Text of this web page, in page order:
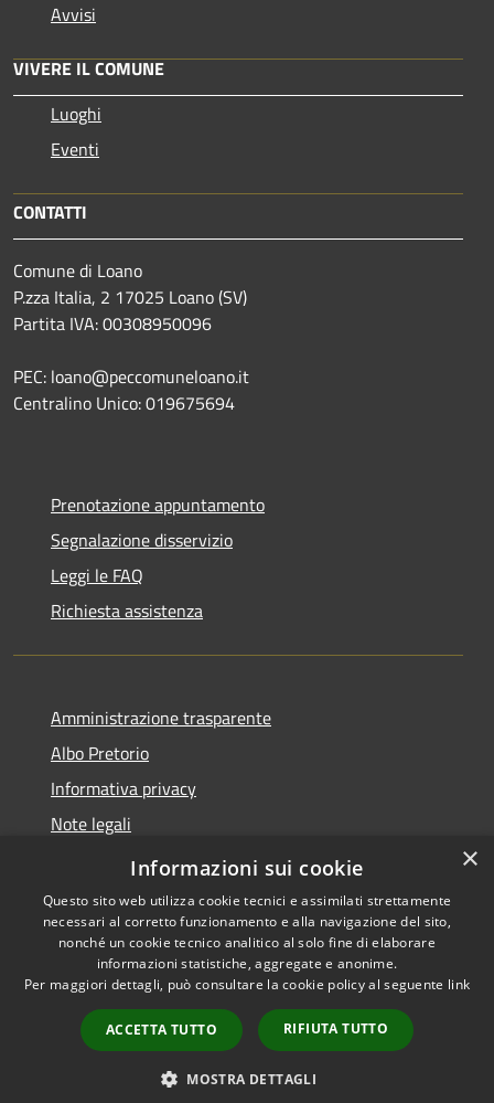
Avvisi
VIVERE IL COMUNE
Luoghi
Eventi
CONTATTI
Comune di Loano
P.zza Italia, 2 17025 Loano (SV)
Partita IVA: 00308950096
PEC: loano@peccomuneloano.it
Centralino Unico: 019675694
Prenotazione appuntamento
Segnalazione disservizio
Leggi le FAQ
Richiesta assistenza
Amministrazione trasparente
Albo Pretorio
Informativa privacy
Note legali
Dichiarazione di accessibilità
Accessibilità
Copyright © 2026 • Comune di
Loano • Powered by
Municipium•
Accesso
redazione
×
Informazioni sui cookie
Questo sito web utilizza cookie tecnici e assimilati strettamente
necessari al corretto funzionamento e alla navigazione del sito,
nonché un cookie tecnico analitico al solo fine di elaborare
informazioni statistiche, aggregate e anonime.
Per maggiori dettagli, può consultare la cookie policy al seguente link
ACCETTA TUTTO RIFIUTA TUTTO
MOSTRA DETTAGLI